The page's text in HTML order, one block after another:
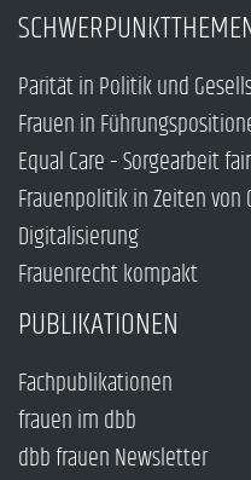
Parität in Politik und
Frauen in
Equal Care – Sorgearbeit
Frauenpolitik in Zeiten von
Digitalisierung
Frauenrecht kompakt
PUBLIKATIONEN
Fachpublikationen
frauen im dbb
dbb frauen Newsletter